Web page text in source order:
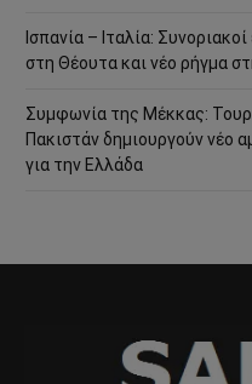
Ισπανία – Ιταλία:
στη Θέουτα και νέο ρήγμα
Συμφωνία της Μέκκας:
Πακιστάν δημιουργούν νέο
για την Ελλάδα